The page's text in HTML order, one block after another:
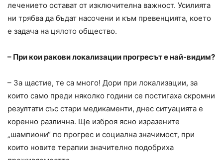
лечението остават от изключителна важност. Усилията
ни трябва да бъдат насочени и към превенцията, което
е задача на цялото общество.
– При кои ракови локализации прогресът е най-видим?
– За щастие, те са много! Дори при локализации, за
които само преди няколко години се постигаха скромни
резултати със стари медикаменти, днес ситуацията е
коренно различна. Ще изброя ясно изразените
„шампиони“ по прогрес и социална значимост, при
които новите терапии значително подобриха